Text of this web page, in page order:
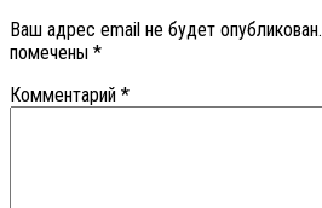
Ваш адрес email не будет опубликован.
помечены *
Комментарий *